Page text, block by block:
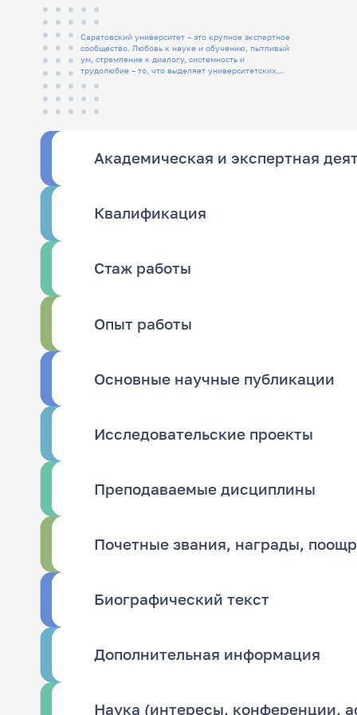
Саратовский университет – это крупное экспертное
сообщество. Любовь к науке и обучению, пытливый
ум, стремление к диалогу, системность и
трудолюбие – то, что выделяет университетских
Академическая и экспертная
Квалификация
Стаж работы
Опыт работы
Основные научные публикации
Исследовательские проекты
Преподаваемые дисциплины
Почетные звания, награды,
Биографический текст
Дополнительная информация
Наука (интересы, конференции,